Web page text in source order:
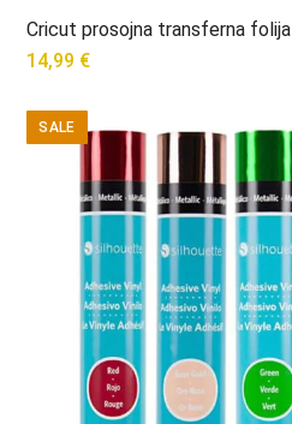
Cricut prosojna transferna folija
14,99 €
SALE